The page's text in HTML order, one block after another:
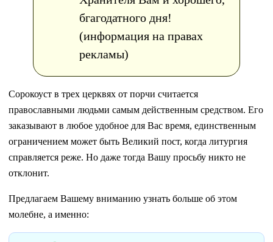
бгагодатного дня!
(информация на правах
рекламы)
Сорокоуст в трех церквях от порчи считается
православными людьми самым действенным средством. Его
заказывают в любое удобное для Вас время, единственным
ограничением может быть Великий пост, когда литургия
справляется реже. Но даже тогда Вашу просьбу никто не
отклонит.
Предлагаем Вашему вниманию узнать больше об этом
молебне, а именно: